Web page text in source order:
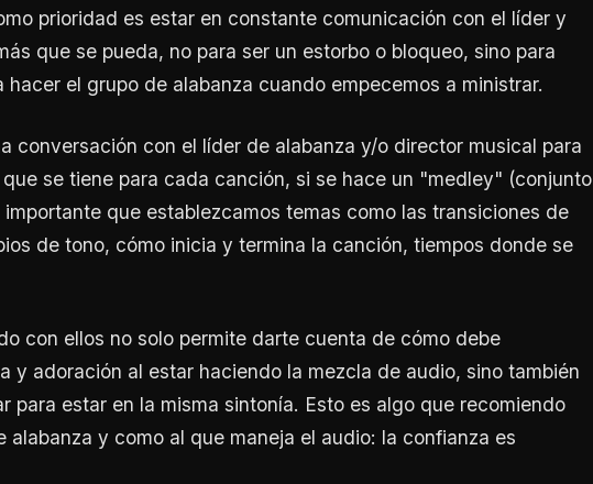
prioridad es estar en constante comunicación con el líder y
que se pueda, no para ser un estorbo o bloqueo, sino para
hacer el grupo de alabanza cuando empecemos a ministrar.
conversación con el líder de alabanza y/o director musical para
se tiene para cada canción, si se hace un "medley" (conjunto
que establezcamos temas como las transiciones de
de tono, cómo inicia y termina la canción, tiempos donde se
con ellos no solo permite darte cuenta de cómo debe
y adoración al estar haciendo la mezcla de audio, sino también
para estar en la misma sintonía. Esto es algo que recomiendo
alabanza y como al que maneja el audio: la confianza es